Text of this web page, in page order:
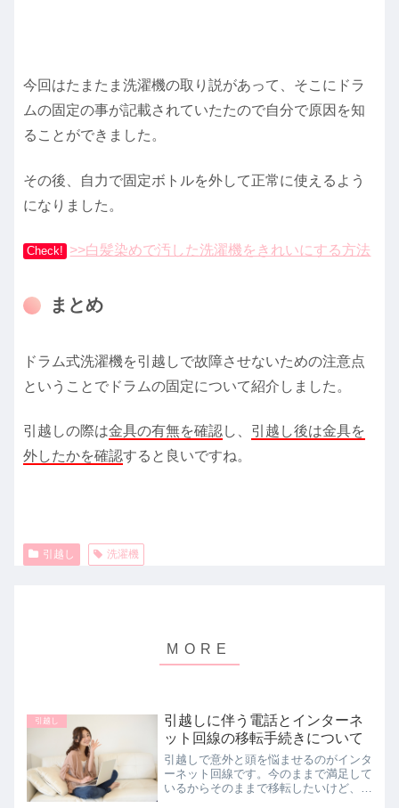
今回はたまたま洗濯機の取り説があって、そこにドラ
ムの固定の事が記載されていたたので自分で原因を知
ることができました。
その後、自力で固定ボトルを外して正常に使えるよう
になりました。
Check! >>白髪染めで汚した洗濯機をきれいにする方法
まとめ
ドラム式洗濯機を引越しで故障させないための注意点
ということでドラムの固定について紹介しました。
引越しの際は金具の有無を確認し、 引越し後は金具を
外したかを確認すると良いですね。
引越し 洗濯機
引越し
引越しに伴う電話とインターネ
ット回線の移転手続きについて
引越しで意外と頭を悩ませるのがインタ
ーネット回線です。今のままで満足して
いるからそのままで移転したいけど、新